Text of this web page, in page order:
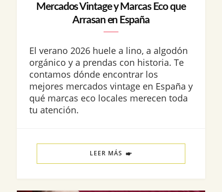
Mercados Vintage y Marcas Eco que
Arrasan en España
El verano 2026 huele a lino, a algodón
orgánico y a prendas con historia. Te
contamos dónde encontrar los
mejores mercados vintage en España y
qué marcas eco locales merecen toda
tu atención.
LEER MÁS